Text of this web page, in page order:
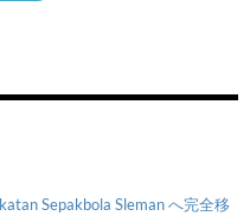
Sepakbola Sleman へ完全移